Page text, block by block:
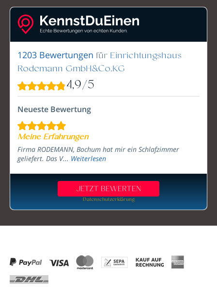
1203 Bewertungen fürEinrichtungshaus
Rodemann GmbH&Co.KG
4,9/5
Neueste Bewertung
Meine Erfahrungen
Firma RODEMANN, Bochum hat mir ein Schlafzimmer
geliefert. Das V... Weiterlesen
JETZT BEWERTEN
Datenschutzerklärung